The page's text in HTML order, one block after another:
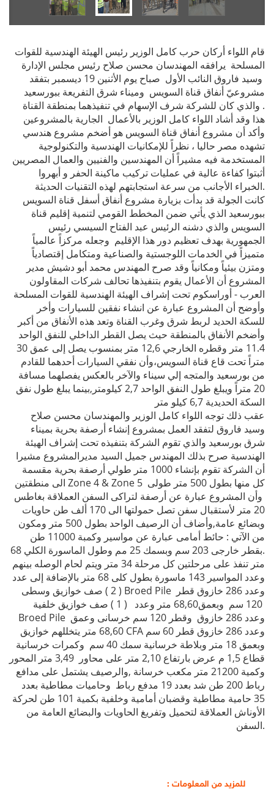
قام اللواء أركان حرب كامل الوزير رئيس الهيئة الهندسية للقوات
المسلحة يرافقه المهندسان محسن صلاح رئيس مجلس الإدارة
وسيد فاروق النائب الأول صباح يوم الأثنين 19 ديسمبر بتفقد
مشروعيّ أنفاق قناة السويس وميناء شرق التفريعة ببورسعيد
والذي كان للشركة شرف الإسهام في تنفيذهما بمنطقة القناة .
هذا وقد أشاد اللواء كامل الوزير بالأعمال الجارية بالمشروعين
وأكد أن مشروع أنفاق قناة السويس هو أضخم مشروع هندسي
تشهده مصر حاليا ، نظراً للإمكانيات الهندسية والتكنولوجية
المستخدمة فيه مشيراً أن المهندسين والفنيين والعمال المصريين
أثبتوا كفاءة عالية في عمليات تركيب ماكينة الحفر و أبهروا
الخبراء الأجانب من سرعة استجابتهم لهذه التقنيات الحديثة.
كانت الجولة قد بدأت بزيارة مشروع أنفاق أسفل قناة السويس
ببورسعيد الذي يأتي ضمن المخطط القومي لتنمية إقليم قناة
السويس والذي دشنه الرئيس عبد الفتاح السيسي رئيس
الجمهورية بهدف تعظيم دور هذا الإقليم وجعله مركزاً عالمياً
متميزاً في الخدمات اللوجستية والصناعية ومتكامل إقتصادياً
ومتزن بيئياً ومكانياً وقد صرح المهندس محمد أبو دشيش مدير
المشروع أن الأعمال يقوم بتنفيذها تحالف شركات المقاولون
العرب - أوراسكوم تحت إشراف الهيئة الهندسية للقوات المسلحة
وأوضح أن المشروع عبارة عن انشاء نفقين للسيارات وأخر
للسكة الحديد لربط شرق وغرب القناة وتعد هذه الأنفاق من أكبر
وأضخم الأنفاق بالمنطقة حيث يصل القطر الداخلي للنفق الواحد
11.4 متر وقطره الخارجي 12,6 متر بمنسوب يصل إلى عمق 30
متراً تحت قاع قناة السويس،وأن نفقي السيارات أحدهما للقادم
من بورسعيد والمتجه إلي سيناء والآخر بالعكس يفصلهما مسافة
20 متراً ويبلغ طول النفق الواحد 2,7 كيلومتر,بينما يبلغ طول نفق
السكة الحديدية 6,7 كيلو متر
عقب ذلك توجه اللواء كامل الوزير والمهندسان محسن صلاح
وسيد فاروق لتفقد العمل بمشروع إنشاء أرصفة بحرية بميناء
شرق بورسعيد والذي تقوم الشركة بتنفيذه تحت إشراف الهيئة
الهندسية صرح بذلك المهندس جميل السيد مديرالمشروع مشيرا
أن الشركة تقوم بإنشاء 1000 متر طولي أرصفة بحرية مقسمة
الى منطقتين Zone 4 & Zone 5 كل منها بطول 500 متر طولى
وأن المشروع عبارة عن أرصفة لتراكى السفن العملاقة بغاطس
20 متر لأستقبال سفن تصل حمولتها الى 170 ألف طن حاويات
وبضائع عامة,وأضاف أن الرصيف الواحد بطول 500 متر ومكون
من الآتي : حائط أمامى عبارة عن مواسير وكمبة 11000 طن
.بقطر خارجى 203 سم وبسمك 25 مم وطول الماسورة الكلي 68
متر تنفذ على مرحلتين كل مرحلة 34 متر ويتم لحام الوصله بينهم
وعدد المواسير 143 ماسورة بطول كلى 68 متر بالإضافة إلى عدد
( 2 ) صف خوازيق وسطى Broed Pile وعدد 286 خازوق قطر
120 سم وبعمق68,60 متر وعدد ( 1 ) صف خوازيق خلفية
Broed Pile وعدد 286 خازوق وقطر 120 سم خرسانى وعمق
68,60 متر يتخللهم خوازيق CFA وعدد 286 خازوق قطر 60 سم
وبعمق 18 متر وبلاطة خرسانية سمك 40 سم وكمرات خرسانية
قطاع 1,5 م عرض بارتفاع 2,10 متر على محاور 3,49 متر المحور
وكمية 21200 متر مكعب خرسانة ,والرصيف يشتمل على مدافع
رباط 200 طن شد بعدد 19 مدفع رباط وحاميات مطاطية بعدد
35 حامية مطاطية وقضبان أمامية وخلفية بكمية 101 طن لحركة
الأوناش العملاقة لتحميل وتفريغ الحاويات والبضائع العامة من
السفن.
للمزيد من المعلومات :